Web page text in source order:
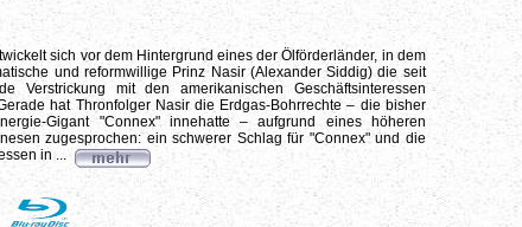
sich vor dem Hintergrund eines der Ölförderländer, in dem
und reformwillige Prinz Nasir (Alexander Siddig) die seit
Verstrickung mit den amerikanischen Geschäftsinteressen
hat Thronfolger Nasir die Erdgas-Bohrrechte – die bisher
Gigant "Connex" innehatte – aufgrund eines höheren
zugesprochen: ein schwerer Schlag für "Connex" und die
in ...